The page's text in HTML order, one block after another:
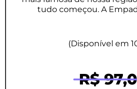
tudo começou. A
(Disponível em
R$